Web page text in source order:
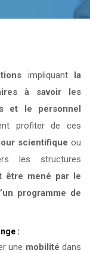
impliquant la
à savoir les
et le personnel
profiter de ces
scientifique ou
les structures
être mené par le
programme de
:
une mobilité dans